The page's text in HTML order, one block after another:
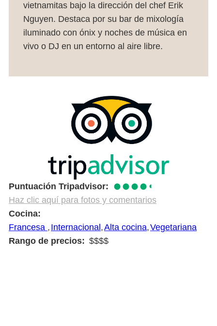
vietnamitas bajo la dirección del chef Erik
Nguyen. Destaca por su bar de mixología
iluminado con ónix y noches de música en
vivo o DJ en un entorno al aire libre.
Puntuación Tripadvisor ●●●● ◐
Haz clic aquí para fotos y comentarios
Cocina
Francesa
Internacional Alta cocina Vegetariana
Rango de precios
$$$$